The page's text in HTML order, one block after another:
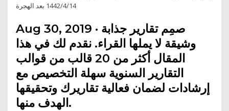
14‏‏/4‏‏/1442 بعد الهجرة
Aug 30, 2019 · صمِم تقارير جذابة
وشيقة لا يملها القراء. نقدم لك في هذا
المقال أكثر من 20 قالب من قوالب
التقارير السنوية سهلة التخصيص مع
إرشادات لضمان فعالية تقاريرك وتحقيقها
الهدف منها.